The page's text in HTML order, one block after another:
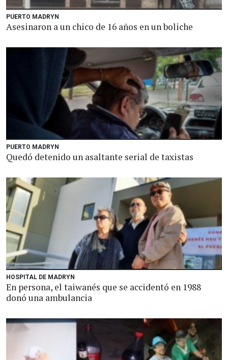
PUERTO MADRYN
Asesinaron a un chico de 16 años en un boliche
PUERTO MADRYN
Quedó detenido un asaltante serial de taxistas
HOSPITAL DE MADRYN
En persona, el taiwanés que se accidentó en 1988
donó una ambulancia